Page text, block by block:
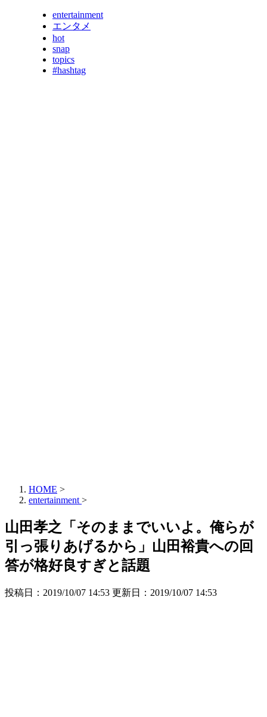
entertainment
エンタメ
hot
snap
topics
#hashtag
HOME >
entertainment >
山田孝之「そのままでいいよ。俺らが
引っ張りあげるから」山田裕貴への回
答が格好良すぎと話題
投稿日：2019/10/07 14:53 更新日： 2019/10/07 14:53